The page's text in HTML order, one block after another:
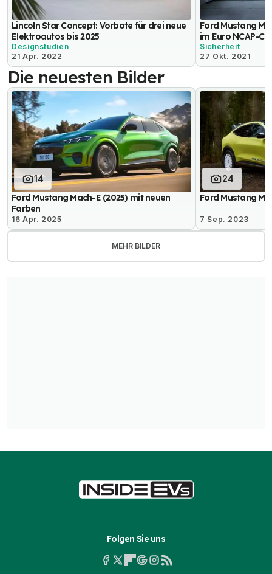
Lincoln Star Concept: Vorbote für drei neue
Elektroautos bis 2025
Designstudien
21 Apr. 2022
Ford Mustang
im Euro NCAP-
Sicherheit
27 Okt. 2021
Die neuesten Bilder
14
Ford Mustang Mach-E (2025) mit neuen
Farben
16 Apr. 2025
24
Ford Mustang
7 Sep. 2023
MEHR BILDER
Folgen Sie uns